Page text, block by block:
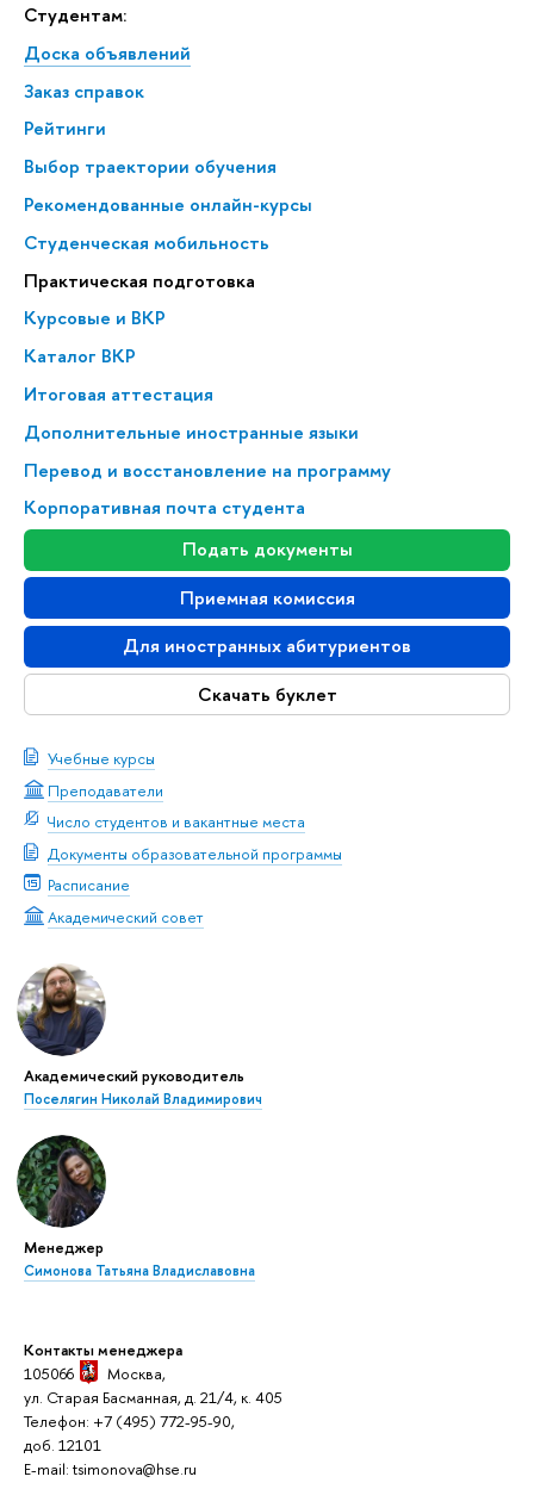
Студентам:
Доска объявлений
Заказ справок
Рейтинги
Выбор траектории обучения
Рекомендованные онлайн-курсы
Студенческая мобильность
Практическая подготовка
Курсовые и ВКР
Каталог ВКР
Итоговая аттестация
Дополнительные иностранные языки
Перевод и восстановление на программу
Корпоративная почта студента
Подать документы
Приемная комиссия
Для иностранных абитуриентов
Скачать буклет
Учебные курсы
Преподаватели
Число студентов и вакантные места
Документы образовательной программы
Расписание
Академический совет
Академический руководитель
Поселягин Николай Владимирович
Менеджер
Симонова Татьяна Владиславовна
Контакты менеджера
105066
Москва,
ул. Старая Басманная, д. 21/4, к. 405
Телефон: +7 (495) 772-95-90,
доб. 12101
E-mail: tsimonova@hse.ru